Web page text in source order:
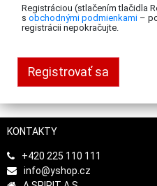
Registráciou (stlačením tlačidla
s obchodnými podmienkami –
registrácii nepokračujte.
KONTAKTY
+420 225 110 111
info@yshop.cz